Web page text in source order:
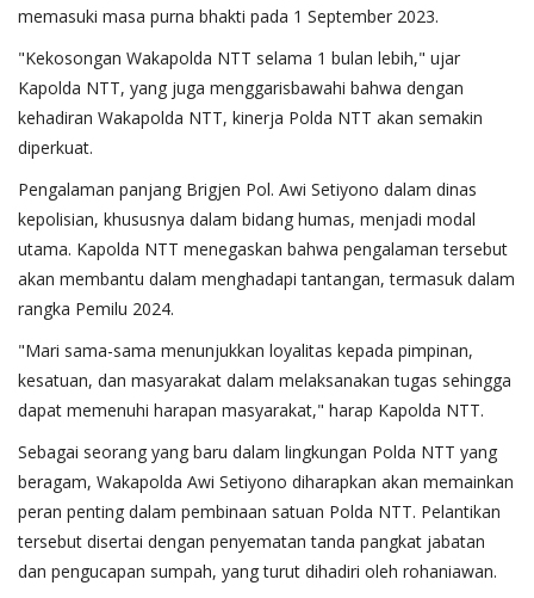
memasuki masa purna bhakti pada 1 September 2023.
"Kekosongan Wakapolda NTT selama 1 bulan lebih," ujar
Kapolda NTT, yang juga menggarisbawahi bahwa dengan
kehadiran Wakapolda NTT, kinerja Polda NTT akan semakin
diperkuat.
Pengalaman panjang Brigjen Pol. Awi Setiyono dalam dinas
kepolisian, khususnya dalam bidang humas, menjadi modal
utama. Kapolda NTT menegaskan bahwa pengalaman tersebut
akan membantu dalam menghadapi tantangan, termasuk dalam
rangka Pemilu 2024.
"Mari sama-sama menunjukkan loyalitas kepada pimpinan,
kesatuan, dan masyarakat dalam melaksanakan tugas sehingga
dapat memenuhi harapan masyarakat," harap Kapolda NTT.
Sebagai seorang yang baru dalam lingkungan Polda NTT yang
beragam, Wakapolda Awi Setiyono diharapkan akan memainkan
peran penting dalam pembinaan satuan Polda NTT. Pelantikan
tersebut disertai dengan penyematan tanda pangkat jabatan
dan pengucapan sumpah, yang turut dihadiri oleh rohaniawan.